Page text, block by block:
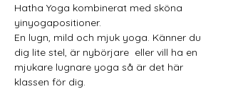
Hatha Yoga kombinerat med sköna
yinyogapositioner.
En lugn, mild och mjuk yoga. Känner du
dig lite stel, är nybörjare  eller vill ha en
mjukare lugnare yoga så är det här
klassen för dig.